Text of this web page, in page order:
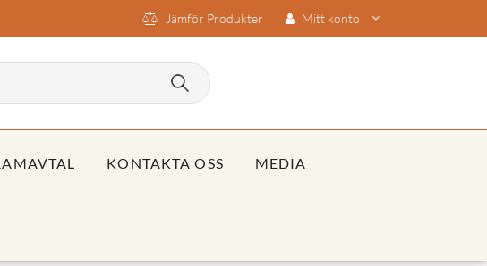
Jämför Produkter Mitt konto
KONTAKTA OSS MEDIA